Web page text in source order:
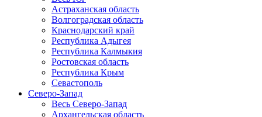
Астраханская область
Волгоградская область
Краснодарский край
Республика Адыгея
Республика Калмыкия
Ростовская область
Республика Крым
Севастополь
Северо-Запад
Весь Северо-Запад
Архангельская область